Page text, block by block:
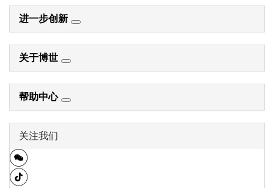
进一步创新
关于博世
帮助中心
关注我们